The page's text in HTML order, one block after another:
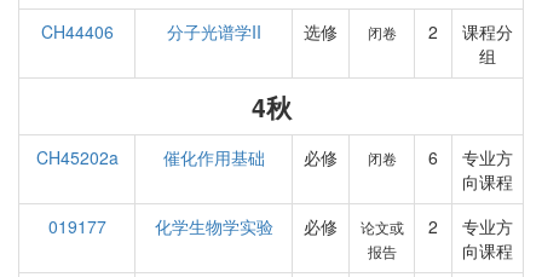
CH44406 分子光谱学II 选修 闭卷 2
课程分
组
4秋
CH45202a 催化作用基础 必修 闭卷 6
专业方
向课程
019177
化学生物学实验 必修
论文或
报告
2
专业方
向课程